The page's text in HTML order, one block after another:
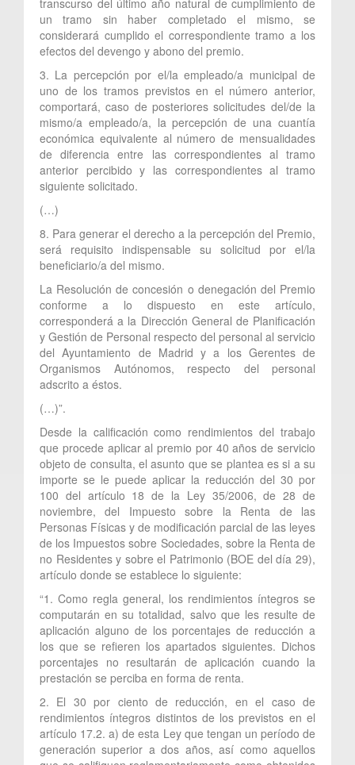
un tramo sin haber completado el mismo, se
considerará cumplido el correspondiente tramo a los
efectos del devengo y abono del premio.
3. La percepción por el/la empleado/a municipal de
uno de los tramos previstos en el número anterior,
comportará, caso de posteriores solicitudes del/de la
mismo/a empleado/a, la percepción de una cuantía
económica equivalente al número de mensualidades
de diferencia entre las correspondientes al tramo
anterior percibido y las correspondientes al tramo
siguiente solicitado.
(…)
8. Para generar el derecho a la percepción del Premio,
será requisito indispensable su solicitud por el/la
beneficiario/a del mismo.
La Resolución de concesión o denegación del Premio
conforme a lo dispuesto en este artículo,
corresponderá a la Dirección General de Planificación
y Gestión de Personal respecto del personal al servicio
del Ayuntamiento de Madrid y a los Gerentes de
Organismos Autónomos, respecto del personal
adscrito a éstos.
(…)”.
Desde la calificación como rendimientos del trabajo
que procede aplicar al premio por 40 años de servicio
objeto de consulta, el asunto que se plantea es si a su
importe se le puede aplicar la reducción del 30 por
100 del artículo 18 de la Ley 35/2006, de 28 de
noviembre, del Impuesto sobre la Renta de las
Personas Físicas y de modificación parcial de las leyes
de los Impuestos sobre Sociedades, sobre la Renta de
no Residentes y sobre el Patrimonio (BOE del día 29),
artículo donde se establece lo siguiente:
“1. Como regla general, los rendimientos íntegros se
computarán en su totalidad, salvo que les resulte de
aplicación alguno de los porcentajes de reducción a
los que se refieren los apartados siguientes. Dichos
porcentajes no resultarán de aplicación cuando la
prestación se perciba en forma de renta.
2. El 30 por ciento de reducción, en el caso de
rendimientos íntegros distintos de los previstos en el
artículo 17.2. a) de esta Ley que tengan un período de
generación superior a dos años, así como aquellos